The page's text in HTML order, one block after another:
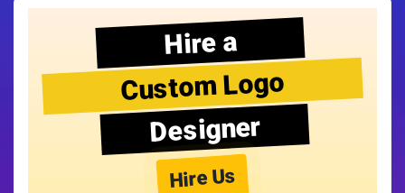
Hire a
Custom Logo
Designer
Hire Us